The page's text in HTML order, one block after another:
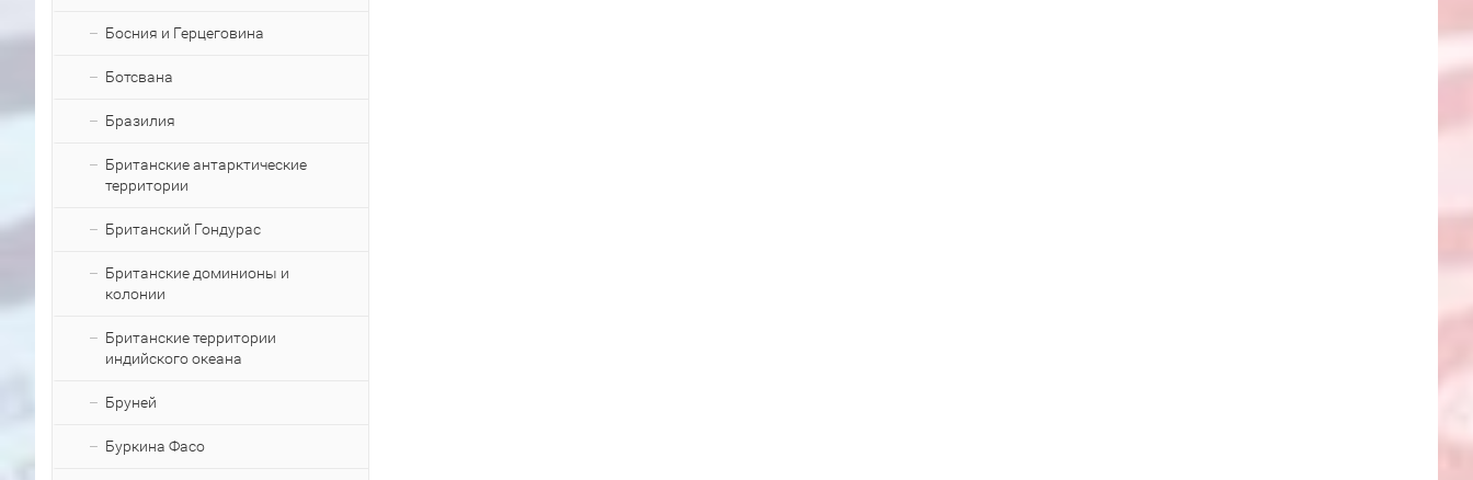
Босния и Герцеговина
Ботсвана
Бразилия
Британские антарктические
территории
Британский Гондурас
Британские доминионы и
колонии
Британские территории
индийского океана
Бруней
Буркина Фасо